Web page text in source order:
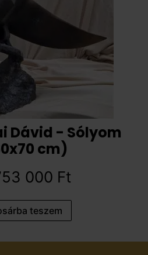
Dávid - Sólyom
cm)
000 Ft
teszem